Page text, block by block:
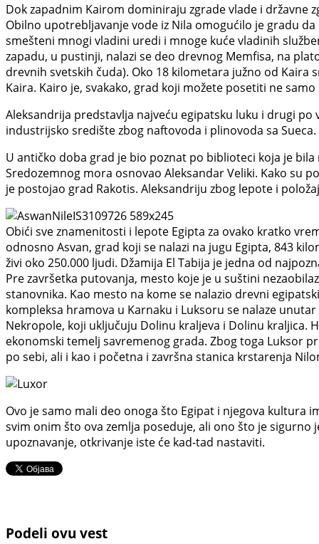
Dok zapadnim Kairom dominiraju zgrade vlade i
Obilno upotrebljavanje vode iz Nila omogućilo je gradu
smešteni mnogi vladini uredi i mnoge kuće vladinih
zapadu, u pustinji, nalazi se deo drevnog Memfisa, na
drevnih svetskih čuda). Oko 18 kilometara južno od
Kaira. Kairo je, svakako, grad koji možete posetiti ne
Aleksandrija predstavlja najveću egipatsku luku i drugi
industrijsko središte zbog naftovoda i plinovoda sa Sueca.
U antičko doba grad je bio poznat po biblioteci koja je
Sredozemnog mora osnovao Aleksandar Veliki. Kako su
je postojao grad Rakotis. Aleksandriju zbog lepote i
Obići sve znamenitosti i lepote Egipta za ovako kratko
odnosno Asvan, grad koji se nalazi na jugu Egipta, 843
živi oko 250.000 ljudi. Džamija El Tabija je jedna od
Pre završetka putovanja, mesto koje je u suštini
stanovnika. Kao mesto na kome se nalazio drevni
kompleksa hramova u Karnaku i Luksoru se nalaze
Nekropole, koji uključuju Dolinu kraljeva i Dolinu kraljica.
ekonomski temelj savremenog grada. Zbog toga Luksor
po sebi, ali i kao i početna i završna stanica krstarenja
Ovo je samo mali deo onoga što Egipat i njegova kultura
svim onim što ova zemlja poseduje, ali ono što je
upoznavanje, otkrivanje iste će kad-tad nastaviti.
Podeli ovu vest